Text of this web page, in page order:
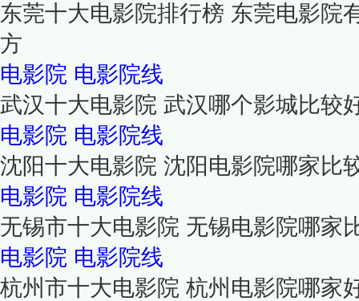
东莞十大电影院排行榜 东莞电影院
方
电影院 电影院线
武汉十大电影院 武汉哪个影城比较
电影院 电影院线
沈阳十大电影院 沈阳电影院哪家比
电影院 电影院线
无锡市十大电影院 无锡电影院哪家
电影院 电影院线
杭州市十大电影院 杭州电影院哪家